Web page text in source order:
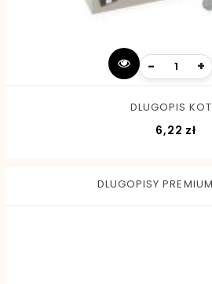
- +
DLUGOPIS
6,22 zł
DLUGOPISY